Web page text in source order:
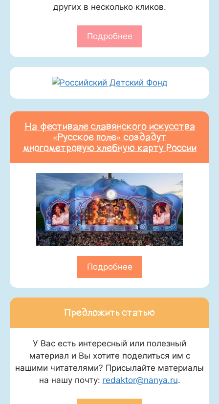
других в несколько кликов.
Подробнее
На фестивале славянского искусства
«Русское поле» создадут
многометровую хлебную карту России
Подробнее
Предложить статью
У Вас есть интересный или полезный
материал и Вы хотите поделиться им с
нашими читателями? Присылайте материалы
на нашу почту: redaktor@nanya.ru.